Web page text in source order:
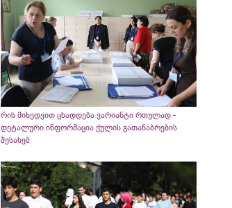
რის მიხედვით ცხადდება ვარიანტი რთულად -
დეტალური ინფორმაცია ქულის გათანაბრების
შესახებ